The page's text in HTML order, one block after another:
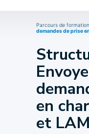
Parcours de formation
demandes de prise
en
et LAM